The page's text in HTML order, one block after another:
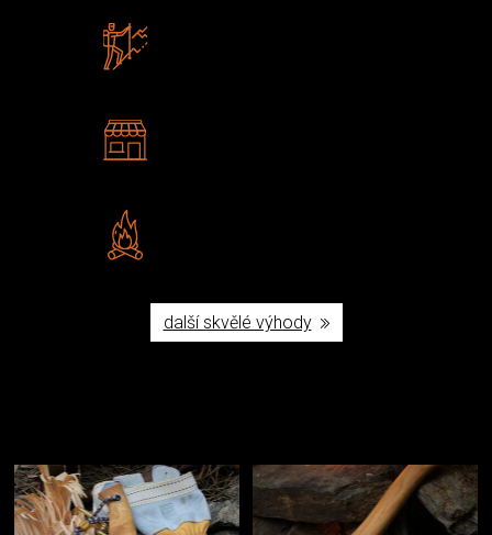
další skvělé výhody